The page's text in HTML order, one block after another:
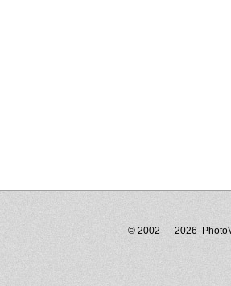
© 2002 — 2026